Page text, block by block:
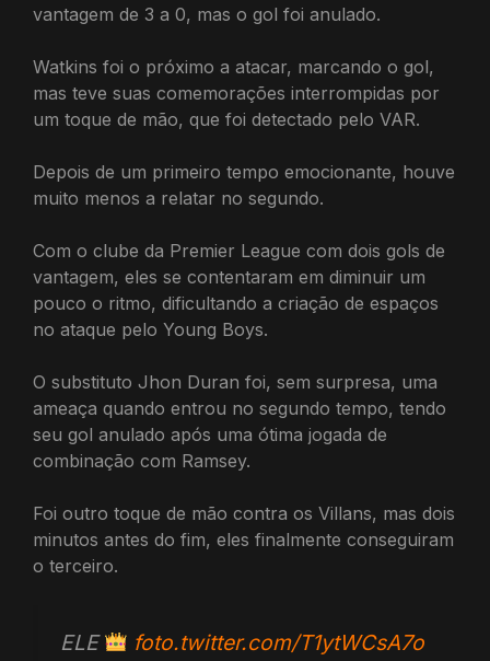
vantagem de 3 a 0, mas o gol foi anulado.
Watkins foi o próximo a atacar, marcando o gol,
mas teve suas comemorações interrompidas por
um toque de mão, que foi detectado pelo VAR.
Depois de um primeiro tempo emocionante, houve
muito menos a relatar no segundo.
Com o clube da Premier League com dois gols de
vantagem, eles se contentaram em diminuir um
pouco o ritmo, dificultando a criação de espaços
no ataque pelo Young Boys.
O substituto Jhon Duran foi, sem surpresa, uma
ameaça quando entrou no segundo tempo, tendo
seu gol anulado após uma ótima jogada de
combinação com Ramsey.
Foi outro toque de mão contra os Villans, mas dois
minutos antes do fim, eles finalmente conseguiram
o terceiro.
ELE foto.twitter.com/T1ytWCsA7o